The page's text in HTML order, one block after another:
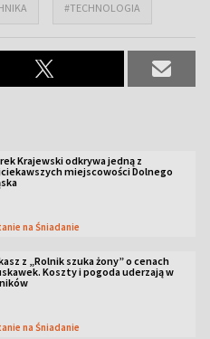
#TECHNOLOGIA
Krajewski odkrywa jedną z
miejscowości Dolnego
na Śniadanie
z „Rolnik szuka żony” o cenach
Koszty i pogoda uderzają w
na Śniadanie